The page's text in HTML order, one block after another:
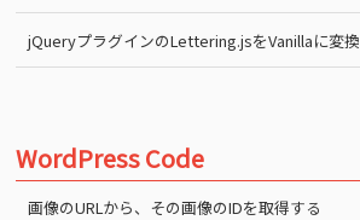
jQueryプラグインのLettering.jsをVanillaに変換
WordPress Code
画像のURLから、その画像のIDを取得する